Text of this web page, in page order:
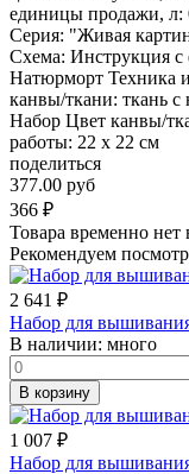
единицы продажи,
Серия: "Живая
Схема: Инструкция с
Натюрморт Техника
канвы/ткани: ткань
Набор Цвет канвы/
работы: 22 x 22 см
поделиться
377.00 руб
366 ₽
Товара временно нет
Рекомендуем
2 641 ₽
Набор для
В наличии: много
В корзину
1 007 ₽
Набор для